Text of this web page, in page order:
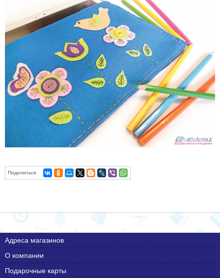
Поделиться
Адреса магазинов
О компании
Подарочные карты